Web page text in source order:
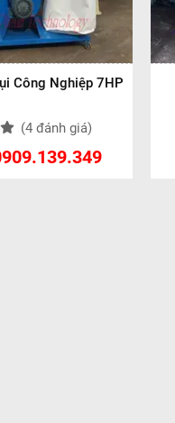
Công Nghiệp 7HP
(4 đánh giá)